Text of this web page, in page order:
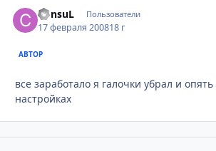
ConsuL Пользователи
17 февраля 200818 г
АВТОР
все заработало я галочки убрал и
настройках